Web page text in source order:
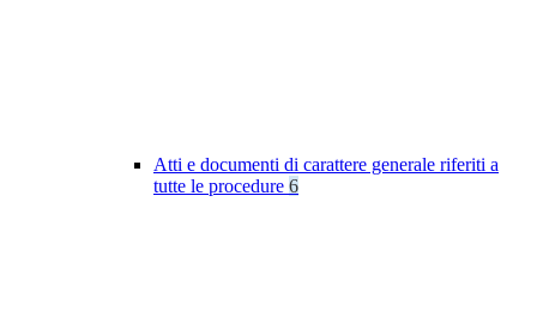
Atti e documenti di carattere generale riferiti a
tutte le procedure 6